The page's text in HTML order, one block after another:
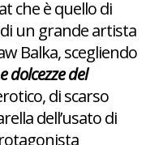
che è quello di
un grande artista
Balka, scegliendo
dolcezze del
di scarso
dell’usato di